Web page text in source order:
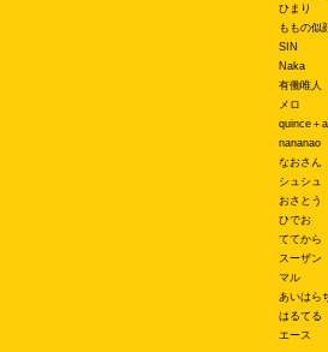
ひまり
ももの似
SIN
Naka
有働唯人
メロ
quince＋
nananao
なおさん
シュシュ
おさとう
ひでお
ててから
スーザン
マル
あいはら
はるてる
エース